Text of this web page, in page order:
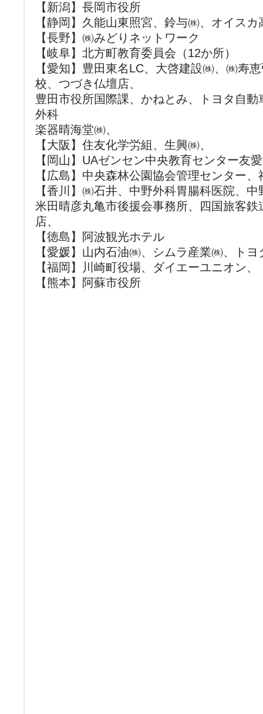
【新潟】長岡市役所
【静岡】久能山東照宮、鈴与㈱、オイスカ
【長野】㈱みどりネットワーク
【岐阜】北方町教育委員会（12か所）
【愛知】豊田東名LC、大啓建設㈱、㈱寿
校、つづき仏壇店、
豊田市役所国際課、かねとみ、トヨタ自
外科
楽器晴海堂㈱、
【大阪】住友化学労組、生興㈱、
【岡山】UAゼンセン中央教育センター友
【広島】中央森林公園協会管理センター
【香川】㈱石井、中野外科胃腸科医院、
米田晴彦丸亀市後援会事務所、四国旅客
店、
【徳島】阿波観光ホテル
【愛媛】山内石油㈱、シムラ産業㈱、ト
【福岡】川崎町役場、ダイエーユニオン、
【熊本】阿蘇市役所